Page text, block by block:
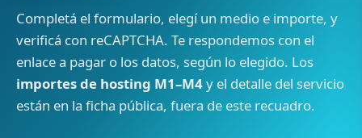
Completá el formulario, elegí un medio e importe, y
verificá con reCAPTCHA. Te respondemos con el
enlace a pagar o los datos, según lo elegido. Los
importes de hosting M1–M4y el detalle del servicio
están en la ficha pública, fuera de este recuadro.